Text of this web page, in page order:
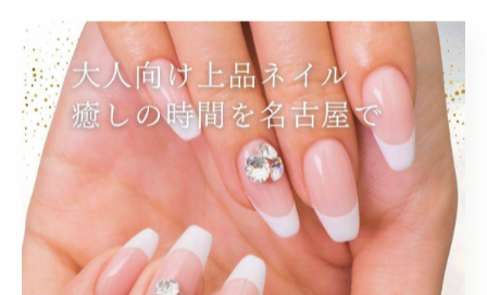
ネイル選びで迷わない名古屋駅の強み
名古屋駅エリアのネイルサロン選びで迷わないために
は、駅周辺に集まる店舗の「選択肢の多さ」が最大の強
みとなります。名駅ネイルやネイル名駅と検索されるよ
うに、シンプル系からトレンドアート、オフィス向けデ
ザインまで幅広いニーズに対応できるサロンが揃ってい
ます。